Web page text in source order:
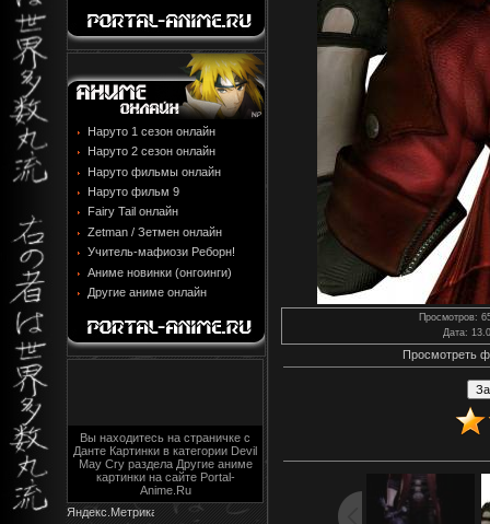
Наруто 1 сезон онлайн
Наруто 2 сезон онлайн
Наруто фильмы онлайн
Наруто фильм 9
Fairy Tail онлайн
Zetman / Зетмен онлайн
Учитель-мафиози Реборн!
Аниме новинки (онгоинги)
Другие аниме онлайн
Вы находитесь на страничке с
Данте Картинки в категории Devil
May Cry раздела Другие аниме
картинки на сайте Portal-
Anime.Ru
Просмотров:
Дата:
Просмотреть